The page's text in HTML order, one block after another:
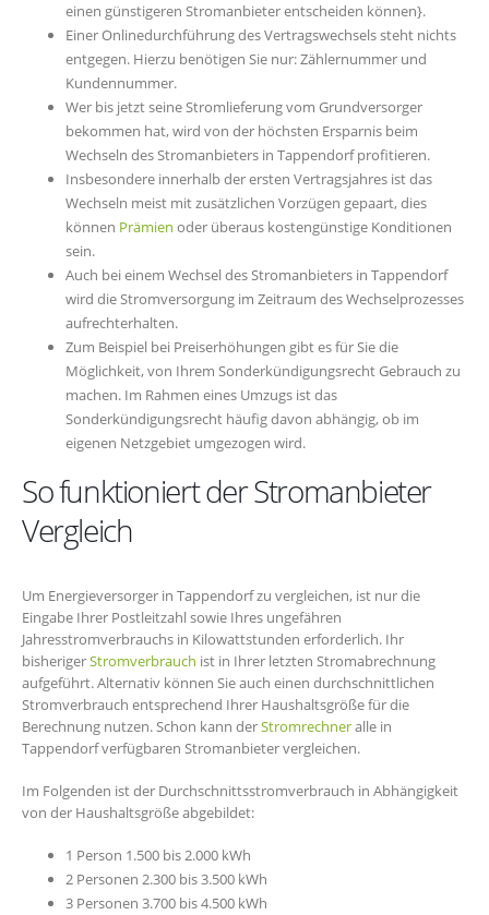
einen günstigeren Stromanbieter entscheiden können}.
Einer Onlinedurchführung des Vertragswechsels steht nichts
entgegen. Hierzu benötigen Sie nur: Zählernummer und
Kundennummer.
Wer bis jetzt seine Stromlieferung vom Grundversorger
bekommen hat, wird von der höchsten Ersparnis beim
Wechseln des Stromanbieters in Tappendorf profitieren.
Insbesondere innerhalb der ersten Vertragsjahres ist das
Wechseln meist mit zusätzlichen Vorzügen gepaart, dies
können Prämien oder überaus kostengünstige Konditionen
sein.
Auch bei einem Wechsel des Stromanbieters in Tappendorf
wird die Stromversorgung im Zeitraum des Wechselprozesses
aufrechterhalten.
Zum Beispiel bei Preiserhöhungen gibt es für Sie die
Möglichkeit, von Ihrem Sonderkündigungsrecht Gebrauch zu
machen. Im Rahmen eines Umzugs ist das
Sonderkündigungsrecht häufig davon abhängig, ob im
eigenen Netzgebiet umgezogen wird.
So funktioniert der Stromanbieter
Vergleich
Um Energieversorger in Tappendorf zu vergleichen, ist nur die
Eingabe Ihrer Postleitzahl sowie Ihres ungefähren
Jahresstromverbrauchs in Kilowattstunden erforderlich. Ihr
bisherigerStromverbrauch ist in Ihrer letzten Stromabrechnung
aufgeführt. Alternativ können Sie auch einen durchschnittlichen
Stromverbrauch entsprechend Ihrer Haushaltsgröße für die
Berechnung nutzen. Schon kann derStromrechneralle in
Tappendorf verfügbaren Stromanbieter vergleichen.
Im Folgenden ist der Durchschnittsstromverbrauch in Abhängigkeit
von der Haushaltsgröße abgebildet:
1 Person 1.500 bis 2.000 kWh
2 Personen 2.300 bis 3.500 kWh
3 Personen 3.700 bis 4.500 kWh